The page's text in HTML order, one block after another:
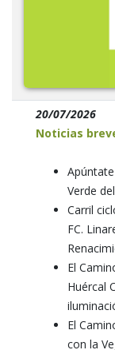
20/07/2026
Noticias
Verde
Carril
FC.
El
Huércal
El
con la